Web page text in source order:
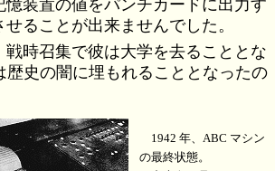
憶装置の値をパンチカードに出力す
ることが出来ませんでした。
戦時召集で彼は大学を去ることとな
歴史の闇に埋もれることとなったの
1942 年、ABC マシン
の最終状態。